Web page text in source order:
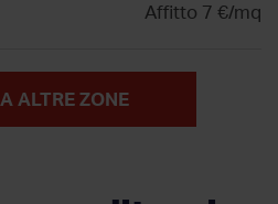
Affitto 7 €/mq
ALTRE ZONE